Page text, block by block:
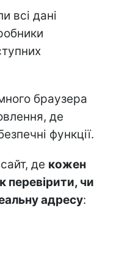
всі дані
браузера
де
функції.
де кожен
перевірити, чи
адресу: